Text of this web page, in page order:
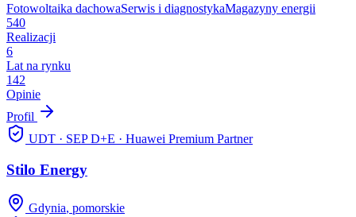
Fotowoltaika dachowaSerwis i diagnostykaMagazyny energii
540
Realizacji
6
Lat na rynku
142
Opinie
Profil
UDT · SEP D+E · Huawei Premium Partner
Stilo Energy
Gdynia, pomorskie